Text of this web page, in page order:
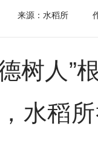
来源：水稻所
树人”
水稻